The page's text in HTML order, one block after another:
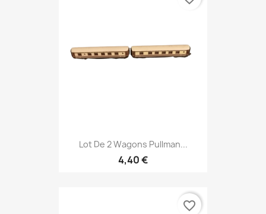
Lot De 2 Wagons Pullman...
4,40 €
favorite_border